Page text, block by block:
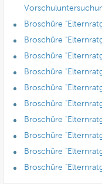
Broschüre
Broschüre
Broschüre
Broschüre
Broschüre
Broschüre
Broschüre
Broschüre
Broschüre
Broschüre